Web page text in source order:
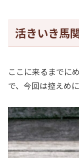
活きいき馬
ここに来るまでに
で、今回は控えめ